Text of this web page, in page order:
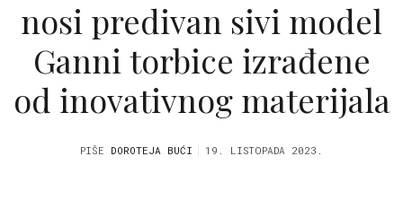
nosi predivan sivi model
Ganni torbice izrađene
od inovativnog materijala
PIŠE DOROTEJA BUĆI 19. LISTOPADA 2023.